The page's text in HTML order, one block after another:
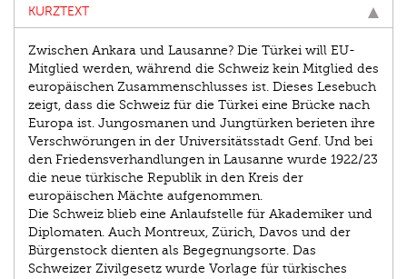
KURZTEXT
Zwischen Ankara und Lausanne? Die Türkei will EU-
Mitglied werden, während die Schweiz kein Mitglied des
europäischen Zusammenschlusses ist. Dieses Lesebuch
zeigt, dass die Schweiz für die Türkei eine Brücke nach
Europa ist. Jungosmanen und Jungtürken berieten ihre
Verschwörungen in der Universitätsstadt Genf. Und bei
den Friedensverhandlungen in Lausanne wurde 1922/23
die neue türkische Republik in den Kreis der
europäischen Mächte aufgenommen.
Die Schweiz blieb eine Anlaufstelle für Akademiker und
Diplomaten. Auch Montreux, Zürich, Davos und der
Bürgenstock dienten als Begegnungsorte. Das
Schweizer Zivilgesetz wurde Vorlage für türkisches